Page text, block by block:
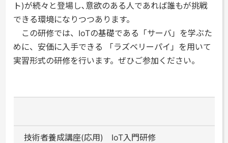
ト)が続々と登場し､意欲のある人であれば誰もが挑戦
できる環境になりつつあります。
この研修では、IoTの基礎である「サーバ」を学ぶた
めに、安価に入手できる 「ラズベリーパイ」を用いて
実習形式の研修を行います。ぜひご参加ください。
技術者養成講座(応用) IoT入門研修